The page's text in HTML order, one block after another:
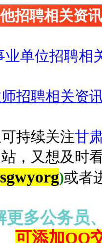
招聘相关资
业单位招聘相
招聘相关资
持续关注甘
，又想及时
)或者
更多公务员
可添加QQ